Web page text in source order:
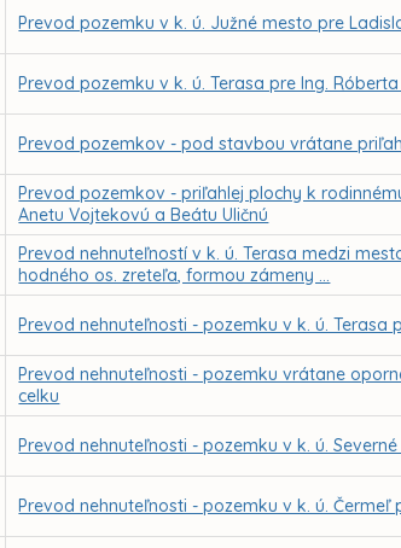
Prevod pozemku v k. ú. Južné mesto pre
Prevod pozemku v k. ú. Terasa pre Ing.
Prevod pozemkov - pod stavbou vrátane
Prevod pozemkov - priľahlej plochy k
Anetu Vojtekovú a Beátu Uličnú
Prevod nehnuteľností v k. ú. Terasa medzi
hodného os. zreteľa, formou zámeny ...
Prevod nehnuteľnosti - pozemku v k. ú.
Prevod nehnuteľnosti - pozemku vrátane
celku
Prevod nehnuteľnosti - pozemku v k. ú.
Prevod nehnuteľnosti - pozemku v k. ú.